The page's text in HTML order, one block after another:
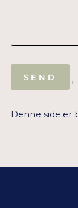
SEND
'
Denne side er